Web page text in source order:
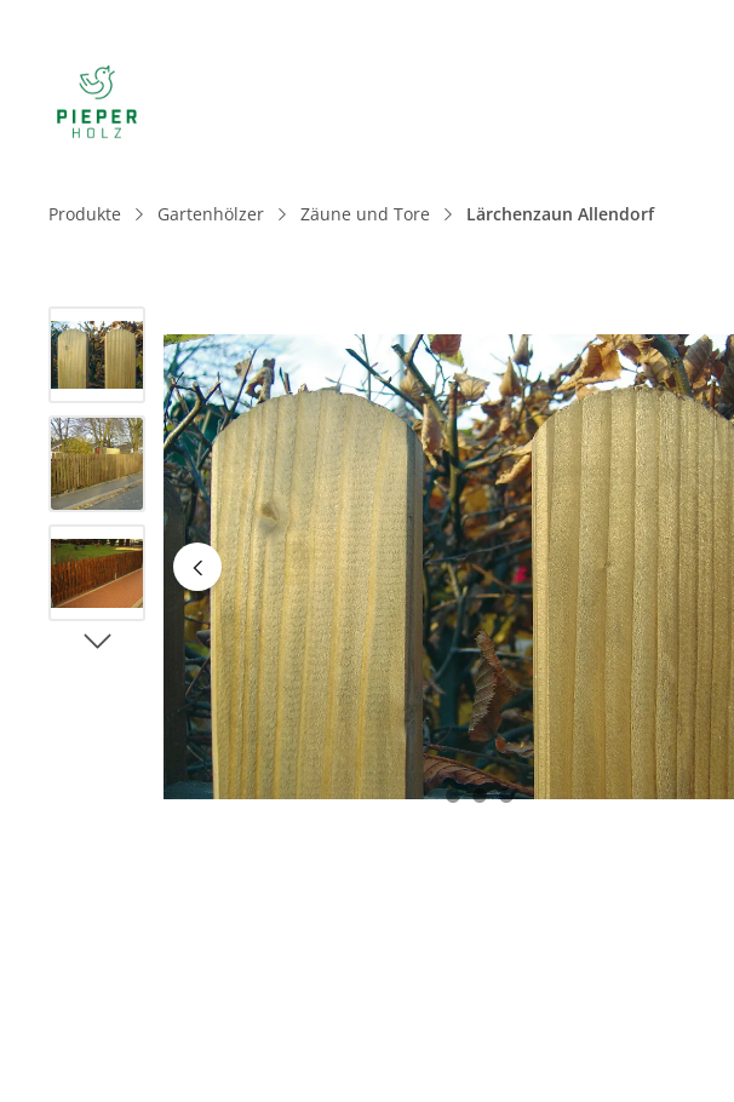
Produkte Gartenhölzer Zäune und Tore Lärchenzaun Allendorf
Bildergalerie überspringen